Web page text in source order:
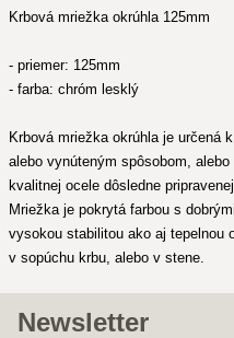
Krbová mriežka okrúhla 125mm
- priemer: 125mm
- farba: chróm lesklý
Krbová mriežka okrúhla je určená
alebo vynúteným spôsobom,
kvalitnej ocele dôsledne
Mriežka je pokrytá farbou s
vysokou stabilitou ako aj tepelnou
v sopúchu krbu, alebo v stene.
Newsletter